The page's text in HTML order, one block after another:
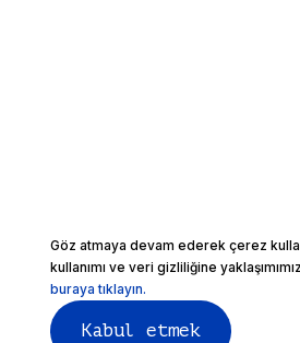
Göz atmaya devam ederek çerez
kullanımı ve veri gizliliğine
buraya tıklayın.
Kabul etmek